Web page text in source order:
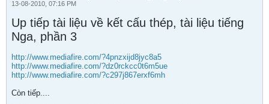
13-08-2010, 07:16 PM
Up tiếp tài liệu về kết cấu thép, tài liệu tiếng
Nga, phần 3
http://www.mediafire.com/?4pnzxijd8jyc8a5
http://www.mediafire.com/?dz0rckcc0t6m5ue
http://www.mediafire.com/?c297j867erxf6mh
Còn tiếp....